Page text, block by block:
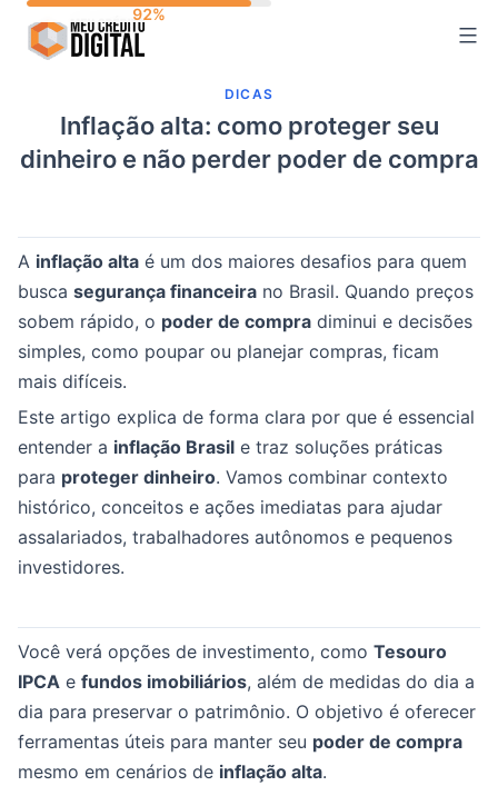
DICAS
Inflação alta: como proteger seu
dinheiro e não perder poder de compra
A inflação alta é um dos maiores desafios para quem
busca segurança financeira no Brasil. Quando preços
sobem rápido, o poder de compra diminui e decisões
simples, como poupar ou planejar compras, ficam
mais difíceis.
Este artigo explica de forma clara por que é essencial
entender a inflação Brasil e traz soluções práticas
para proteger dinheiro. Vamos combinar contexto
histórico, conceitos e ações imediatas para ajudar
assalariados, trabalhadores autônomos e pequenos
investidores.
Você verá opções de investimento, como Tesouro
IPCA e fundos imobiliários, além de medidas do dia a
dia para preservar o patrimônio. O objetivo é oferecer
ferramentas úteis para manter seu poder de compra
mesmo em cenários de inflação alta.